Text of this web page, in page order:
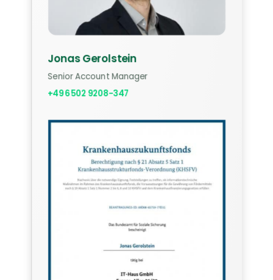
Jonas Gerolstein
Senior Account Manager
+49 6502 9208-347